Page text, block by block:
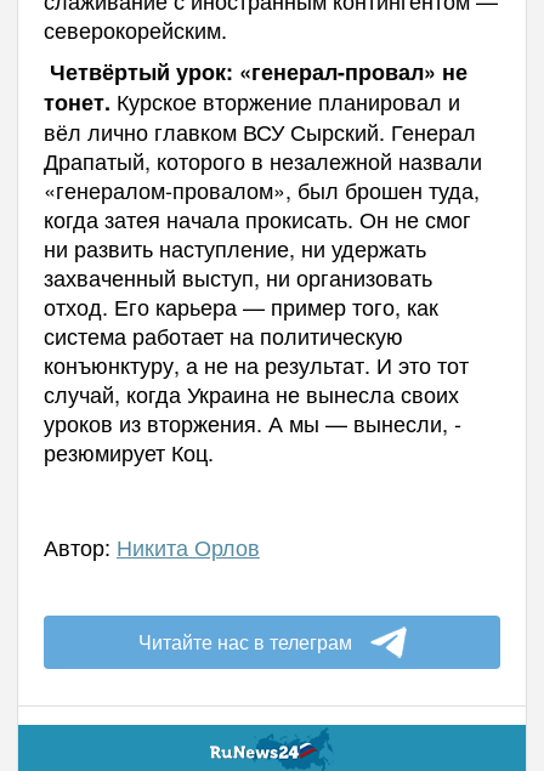
северокорейским.
Четвёртый урок: «генерал-провал» не
тонет. Курское вторжение планировал и
вёл лично главком ВСУ Сырский. Генерал
Драпатый, которого в незалежной назвали
«генералом-провалом», был брошен туда,
когда затея начала прокисать. Он не смог
ни развить наступление, ни удержать
захваченный выступ, ни организовать
отход. Его карьера — пример того, как
система работает на политическую
конъюнктуру, а не на результат. И это тот
случай, когда Украина не вынесла своих
уроков из вторжения. А мы — вынесли, -
резюмирует Коц.
Автор: Никита Орлов
Читайте нас в телеграм